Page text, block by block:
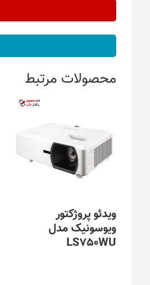
محصولات مرتبط
ویدئو پروژکتور
ویوسونیک مدل
LS750WU